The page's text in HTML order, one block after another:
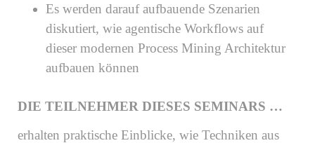
Es werden darauf aufbauende Szenarien
diskutiert, wie agentische Workflows auf
dieser modernen Process Mining Architektur
aufbauen können
DIE TEILNEHMER DIESES SEMINARS …
erhalten praktische Einblicke, wie Techniken aus